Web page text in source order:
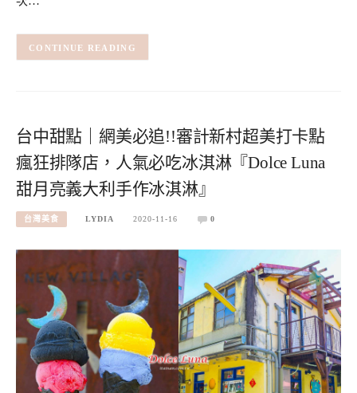
CONTINUE READING
台中甜點｜網美必追!!審計新村超美打卡點
瘋狂排隊店，人氣必吃冰淇淋『Dolce Luna
甜月亮義大利手作冰淇淋』
台灣美食 LYDIA 2020-11-16 0